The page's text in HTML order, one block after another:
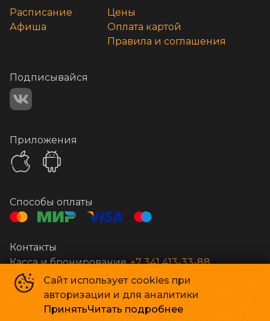
Сайт использует cookies при
авторизации и для аналитики
ПринятьЧитать подробнее
Расписание
Афиша
Цены
Оплата картой
Правила и соглашения
Подписывайся
Приложения
Способы оплаты
Контакты
Касса и бронирование +7 341 413-33-88
Стар Кинолюкс©2009-2026
Powered byp24.app